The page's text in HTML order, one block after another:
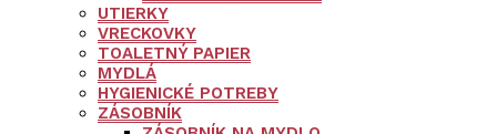
UTIERKY
VRECKOVKY
TOALETNÝ PAPIER
MYDLÁ
HYGIENICKÉ POTREBY
ZÁSOBNÍK